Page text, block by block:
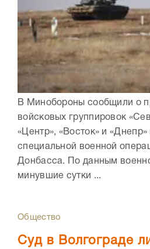
В Минобороны сообщили о
войсковых группировок
«Центр», «Восток» и
специальной военной
Донбасса. По данным
минувшие сутки ...
Общество
Суд в Волгограде